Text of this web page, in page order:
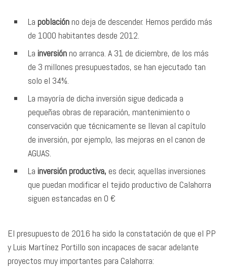
La poblaciónno deja de descender. Hemos perdido más
de 1000 habitantes desde 2012.
La inversiónno arranca. A 31 de diciembre, de los más
de 3 millones presupuestados, se han ejecutado tan
solo el 34%.
La mayoría de dicha inversión sigue dedicada a
pequeñas obras de reparación, mantenimiento o
conservación que técnicamente se llevan al capítulo
de inversión, por ejemplo, las mejoras en el canon de
AGUAS.
La inversión productiva, es decir, aquellas inversiones
que puedan modificar el tejido productivo de Calahorra
siguen estancadas en 0 €
El presupuesto de 2016 ha sido la constatación de que el PP
y Luis Martínez Portillo son incapaces de sacar adelante
proyectos muy importantes para Calahorra: